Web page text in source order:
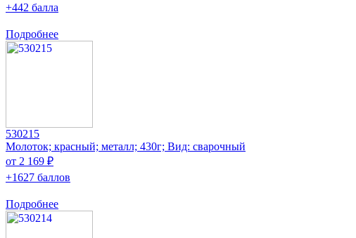
+442 балла
Подробнее
530215
Молоток; красный; металл; 430г; Вид: сварочный
от 2 169 ₽
+1627 баллов
Подробнее